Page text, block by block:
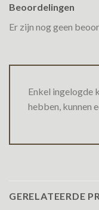
Beoordelingen
Er zijn nog geen
Enkel ingelogde
hebben, kunnen
GERELATEERDE